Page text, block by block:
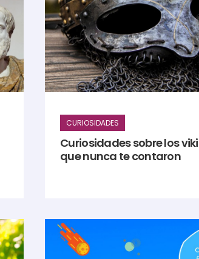
CURIOSIDADES
Curiosidades sobre los
que nunca te contaron